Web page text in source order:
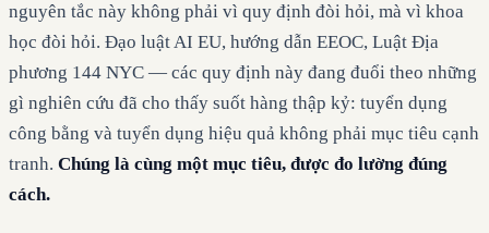
nguyên tắc này không phải vì quy định đòi hỏi, mà vì khoa
học đòi hỏi. Đạo luật AI EU, hướng dẫn EEOC, Luật Địa
phương 144 NYC — các quy định này đang đuổi theo những
gì nghiên cứu đã cho thấy suốt hàng thập kỷ: tuyển dụng
công bằng và tuyển dụng hiệu quả không phải mục tiêu cạnh
tranh. Chúng là cùng một mục tiêu, được đo lường đúng
cách.